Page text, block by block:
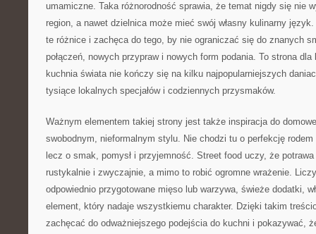
umamiczne. Taka różnorodność sprawia, że temat nigdy się nie
region, a nawet dzielnica może mieć swój własny kulinarny
te różnice i zachęca do tego, by nie ograniczać się do znanych
połączeń, nowych przypraw i nowych form podania. To strona
kuchnia świata nie kończy się na kilku najpopularniejszych
tysiące lokalnych specjałów i codziennych przysmaków.
Ważnym elementem takiej strony jest także inspiracja do
swobodnym, nieformalnym stylu. Nie chodzi tu o perfekcję
lecz o smak, pomysł i przyjemność. Street food uczy, że
rustykalnie i zwyczajnie, a mimo to robić ogromne wrażenie.
odpowiednio przygotowane mięso lub warzywa, świeże dodatki,
element, który nadaje wszystkiemu charakter. Dzięki takim
zachęcać do odważniejszego podejścia do kuchni i pokazywać,